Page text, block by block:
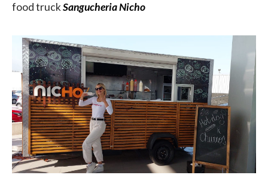
food truckSangucheria Nicho